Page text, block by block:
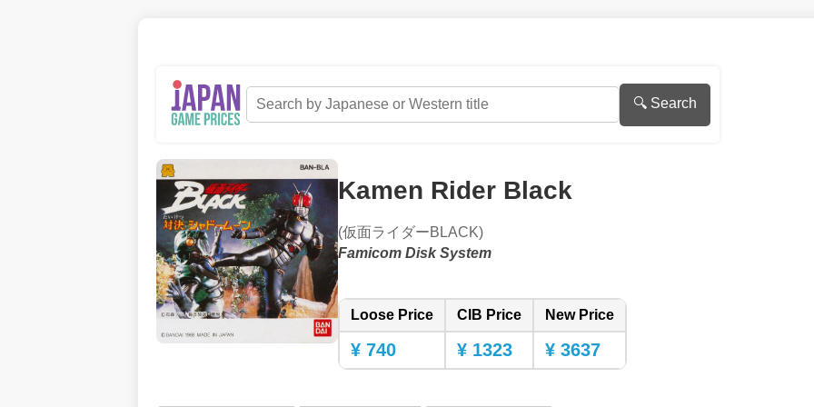
🔍 Search
Kamen Rider Black
(仮面ライダーBLACK)
Famicom Disk System
Loose Price CIB Price New Price
¥ 740 ¥ 1323 ¥ 3637